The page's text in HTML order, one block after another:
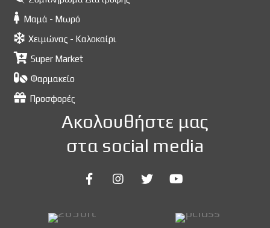
Μαμά - Μωρό
Χειμώνας - Καλοκαίρι
Super Market
Φαρμακείο
Προσφορές
Ακολουθήστε μας
στα social media